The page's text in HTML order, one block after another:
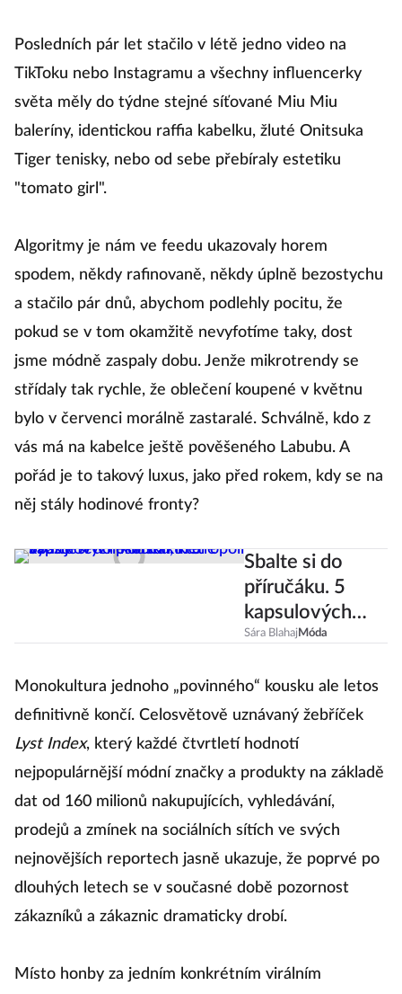
Posledních pár let stačilo v létě jedno video na
TikToku nebo Instagramu a všechny influencerky
světa měly do týdne stejné síťované Miu Miu
baleríny, identickou raffia kabelku, žluté Onitsuka
Tiger tenisky, nebo od sebe přebíraly estetiku
"tomato girl".
Algoritmy je nám ve feedu ukazovaly horem
spodem, někdy rafinovaně, někdy úplně bezostychu
a stačilo pár dnů, abychom podlehly pocitu, že
pokud se v tom okamžitě nevyfotíme taky, dost
jsme módně zaspaly dobu. Jenže mikrotrendy se
střídaly tak rychle, že oblečení koupené v květnu
bylo v červenci morálně zastaralé. Schválně, kdo z
vás má na kabelce ještě pověšeného Labubu. A
pořád je to takový luxus, jako před rokem, kdy se na
něj stály hodinové fronty?
Sbalte si do
příručáku. 5
kapsulových
kousků, které
resortu i
metropoli
Sára Blahaj Móda
Monokultura jednoho „povinného“ kousku ale letos
definitivně končí. Celosvětově uznávaný žebříček
Lyst Index, který každé čtvrtletí hodnotí
nejpopulárnější módní značky a produkty na základě
dat od 160 milionů nakupujících, vyhledávání,
prodejů a zmínek na sociálních sítích ve svých
nejnovějších reportech jasně ukazuje, že poprvé po
dlouhých letech se v současné době pozornost
zákazníků a zákaznic dramaticky drobí.
Místo honby za jedním konkrétním virálním